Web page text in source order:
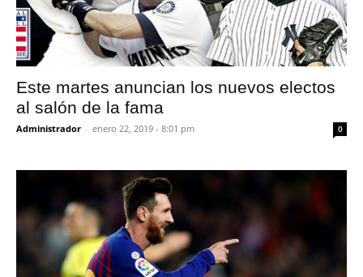
Este martes anuncian los nuevos electos
al salón de la fama
Administrador - enero 22, 2019 - 8:01 pm 0